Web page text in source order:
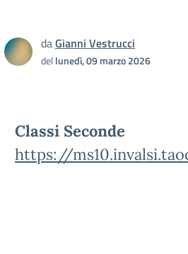
daGianni Vestrucci
dellunedì, 09 marzo 2026
Classi Seconde
https://